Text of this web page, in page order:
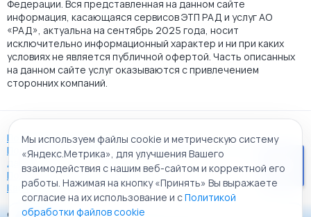
Федерации. Вся представленная на данном сайте
информация, касающаяся сервисов ЭТП РАД и услуг АО
«РАД», актуальна на сентябрь 2025 года, носит
исключительно информационный характер и ни при каких
условиях не является публичной офертой. Часть описанных
на данном сайте услуг оказываются с привлечением
сторонних компаний.
Пользовательское соглашение
Политика АО "РАД" в отношении обработки персональных
данных
Политика обработки файлов cookie
Карта сайта
Мы используем файлы cookie и метрическую систему
«Яндекс.Метрика», для улучшения Вашего
взаимодействия с нашим веб-сайтом и корректной его
работы. Нажимая на кнопку «Принять» Вы выражаете
согласие на их использование и сПолитикой
обработки файлов cookie